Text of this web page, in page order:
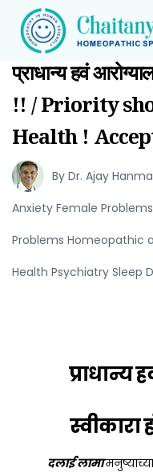
प्राधान्य हवं
!! / Priority
Health !
By Dr. Ajay
Anxiety Female
Problems Homeopathic
Health Psychiatry Sleep
प्राधान्य
स्वीकारा
दलाई लामा